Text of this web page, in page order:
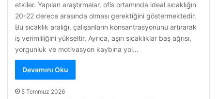
etkiler. Yapılan araştırmalar, ofis ortamında ideal sıcaklığın
20-22 derece arasında olması gerektiğini göstermektedir.
Bu sıcaklık aralığı, çalışanların konsantrasyonunu artırarak
iş verimliliğini yükseltir. Ayrıca, aşırı sıcaklıklar baş ağrısı,
yorgunluk ve motivasyon kaybına yol…
Devamını Oku
5 Temmuz 2026